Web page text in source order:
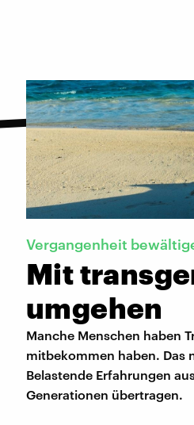
Vergangenheit
Mit
umgehen
Manche Menschen haben
mitbekommen haben. Das
Belastende Erfahrungen
Generationen übertragen.